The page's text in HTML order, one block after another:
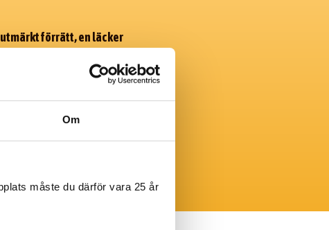
Om
måste du därför vara 25 år
utmärkt förrätt, en läcker
och självklart godare än
istället för vetemjöl.